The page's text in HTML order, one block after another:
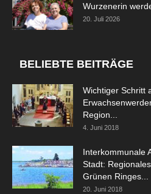
Wurzenerin
20. Juli 2026
BELIEBTE BEITRÄGE
Wichtiger Schritt
Region...
4. Juni 2018
Interkommunale
Stadt:
Grünen Ringes...
20. Juni 2018